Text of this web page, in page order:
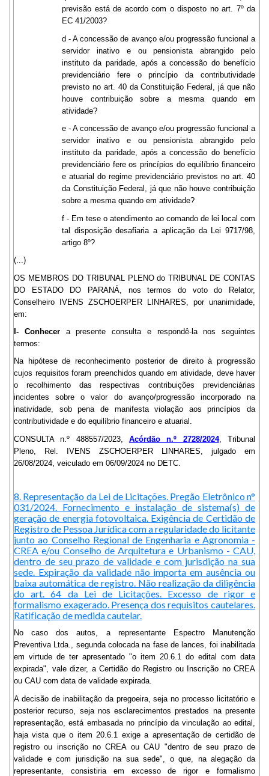
previsão está de acordo com o disposto no art. 7º da
EC 41/2003?
d - A concessão de avanço e/ou progressão funcional a
servidor inativo e ou pensionista abrangido pelo
instituto da paridade, após a concessão do benefício
previdenciário fere o princípio da contributividade
previsto no art. 40 da Constituição Federal, já que não
houve contribuição sobre a mesma quando em
atividade?
e - A concessão de avanço e/ou progressão funcional a
servidor inativo e ou pensionista abrangido pelo
instituto da paridade, após a concessão do benefício
previdenciário fere os princípios do equilíbrio financeiro
e atuarial do regime previdenciário previstos no art. 40
da Constituição Federal, já que não houve contribuição
sobre a mesma quando em atividade?
f - Em tese o atendimento ao comando de lei local com
tal disposição desafiaria a aplicação da Lei 9717/98,
artigo 8º?
(...)
OS MEMBROS DO TRIBUNAL PLENO do TRIBUNAL DE CONTAS
DO ESTADO DO PARANÁ, nos termos do voto do Relator,
Conselheiro IVENS ZSCHOERPER LINHARES, por unanimidade,
em:
I- Conhecera presente consulta e respondê-la nos seguintes
termos:
Na hipótese de reconhecimento posterior de direito à progressão
cujos requisitos foram preenchidos quando em atividade, deve haver
o recolhimento das respectivas contribuições previdenciárias
incidentes sobre o valor do avanço/progressão incorporado na
inatividade, sob pena de manifesta violação aos princípios da
contributividade e do equilíbrio financeiro e atuarial.
CONSULTA n.º 488557/2023, Acórdão n.º 2728/2024, Tribunal
Pleno, Rel. IVENS ZSCHOERPER LINHARES, julgado em
26/08/2024, veiculado em 06/09/2024 no DETC.
8. Representação da Lei de Licitações. Pregão Eletrônico n°
031/2024. Fornecimento e instalação de sistema(s) de
geração de energia fotovoltaica. Exigência de Certidão de
Registro de Pessoa Jurídica com a regularidade do licitante
junto ao Conselho Regional de Engenharia e Agronomia -
CREA e/ou Conselho de Arquitetura e Urbanismo - CAU,
dentro de seu prazo de validade e com jurisdição na sua
sede. Expiração da validade não importa em ausência ou
baixa automática de registro. Não realização da diligência
do art. 64 da Lei de Licitações. Excesso de rigor e
formalismo exagerado. Presença dos requisitos cautelares.
Ratificação de medida cautelar.
No caso dos autos, a representante Espectro Manutenção
Preventiva Ltda., segunda colocada na fase de lances, foi inabilitada
em virtude de ter apresentado "o item 20.6.1 do edital com data
expirada", vale dizer, a Certidão do Registro ou Inscrição no CREA
ou CAU com data de validade expirada.
A decisão de inabilitação da pregoeira, seja no processo licitatório e
posterior recurso, seja nos esclarecimentos prestados na presente
representação, está embasada no princípio da vinculação ao edital,
haja vista que o item 20.6.1 exige a apresentação de certidão de
registro ou inscrição no CREA ou CAU "dentro de seu prazo de
validade e com jurisdição na sua sede", o que, na alegação da
representante, consistiria em excesso de rigor e formalismo